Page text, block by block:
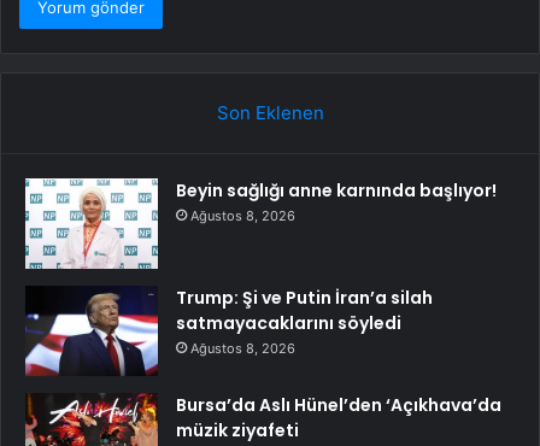
Son Eklenen
Beyin sağlığı anne karnında başlıyor!
Ağustos 8, 2026
Trump: Şi ve Putin İran’a silah
satmayacaklarını söyledi
Ağustos 8, 2026
Bursa’da Aslı Hünel’den ‘Açıkhava’da
müzik ziyafeti